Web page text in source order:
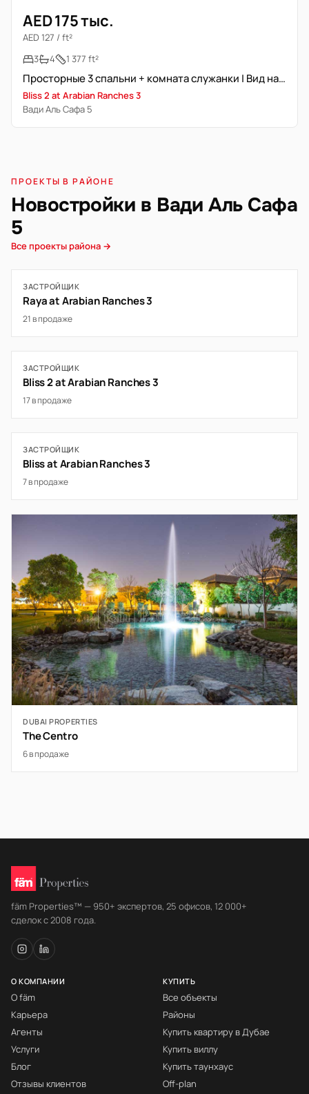
AED 175 тыс.
AED 127 / ft²
3
4 1 377 ft²
Просторные 3 спальни + комната служанки | Вид на парк и бассейн
Bliss 2 at Arabian Ranches 3
Вади Аль Сафа 5
ПРОЕКТЫ В РАЙОНЕ
Новостройки в Вади Аль Сафа
5
Все проекты района →
ЗАСТРОЙЩИК
Raya at Arabian Ranches 3
21 в продаже
ЗАСТРОЙЩИК
Bliss 2 at Arabian Ranches 3
17 в продаже
ЗАСТРОЙЩИК
Bliss at Arabian Ranches 3
7 в продаже
DUBAI PROPERTIES
The Centro
6 в продаже
fäm Properties™ — 950+ экспертов, 25 офисов, 12 000+
сделок с 2008 года.
О КОМПАНИИ
О fäm
Карьера
Агенты
Услуги
Блог
Отзывы клиентов
КУПИТЬ
Все объекты
Районы
Купить квартиру в Дубае
Купить виллу
Купить таунхаус
Off-plan